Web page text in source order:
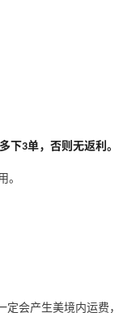
下3单，否则无返利。
。
会产生美境内运费，